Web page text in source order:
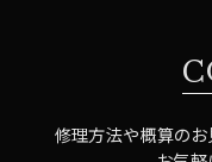
修理方法や概算の